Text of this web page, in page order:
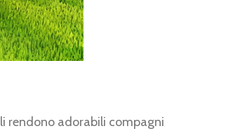
rendono adorabili compagni